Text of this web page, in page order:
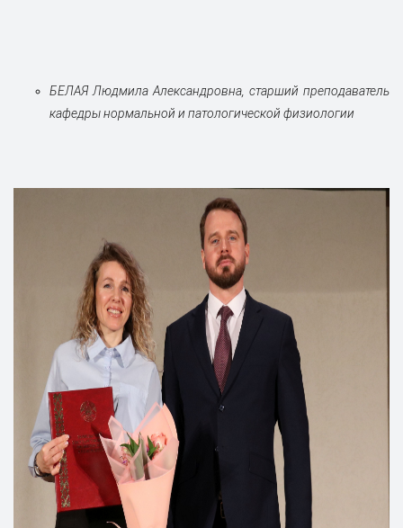
БЕЛАЯ Людмила Александровна, старший преподаватель
кафедры нормальной и патологической физиологии